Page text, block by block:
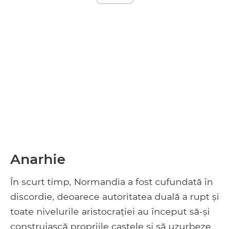
Anarhie
În scurt timp, Normandia a fost cufundată în
discordie, deoarece autoritatea duală a rupt și
toate nivelurile aristocrației au început să-și
construiască propriile castele și să uzurbeze